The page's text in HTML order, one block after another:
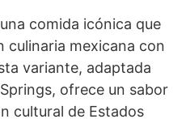
comida icónica que
culinaria mexicana con
variante, adaptada
ofrece un sabor
cultural de Estados